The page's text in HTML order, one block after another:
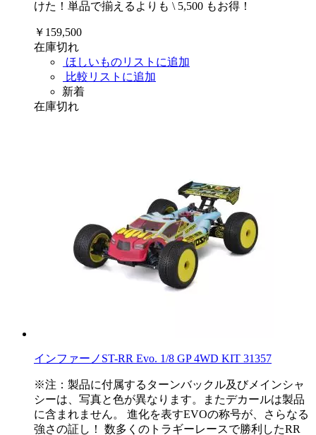
けた！単品で揃えるよりも \ 5,500 もお得！
￥159,500
在庫切れ
ほしいものリストに追加
比較リストに追加
新着
在庫切れ
インファーノST-RR Evo. 1/8 GP 4WD KIT 31357
※注：製品に付属するターンバックル及びメインシャ
シーは、写真と色が異なります。またデカールは製品
に含まれません。 進化を表すEVOの称号が、さらなる
強さの証し！ 数多くのトラギーレースで勝利したRR